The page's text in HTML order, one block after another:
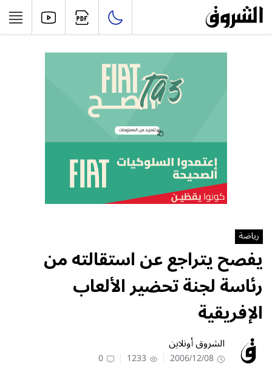
رياضة
يفصح يتراجع عن استقالته من
رئاسة لجنة تحضير الألعاب
الإفريقية
الشروق أونلاين
2006/12/08
1233
0